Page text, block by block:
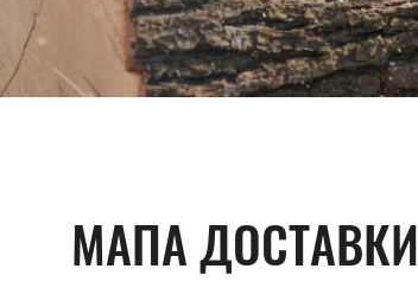
МАПА ДОСТАВКИ